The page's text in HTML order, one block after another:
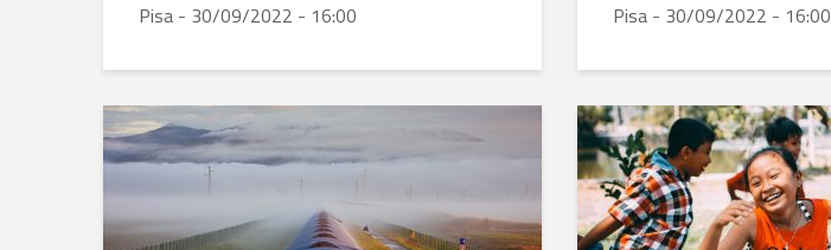
Pisa - 30/09/2022 - 16:00 Pisa - 30/09/2022 - 16:00